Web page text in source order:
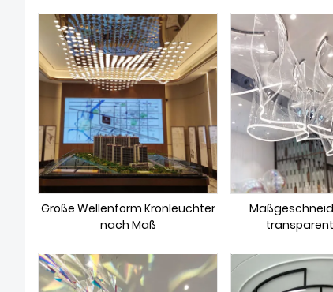
Große Wellenform Kronleuchter
nach Maß